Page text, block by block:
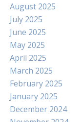
August 2025
July 2025
June 2025
May 2025
April 2025
March 2025
February 2025
January 2025
December 2024